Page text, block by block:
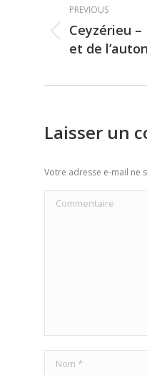
PREVIOUS
Previous
post:
Ceyzérieu
et de
Laisser un
Votre adresse e-mail ne
Commentaire
Nom *